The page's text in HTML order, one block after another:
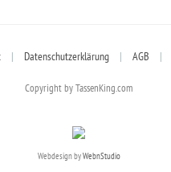
| Datenschutzerklärung | AGB |
Copyright by TassenKing.com
Webdesign byWebnStudio